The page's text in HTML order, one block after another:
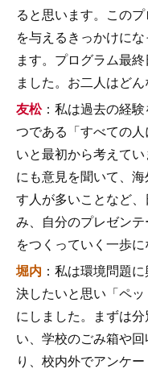
ると思います。この
を与えるきっかけに
ます。プログラム最
ました。お二人はど
友松：私は過去の経
つである「すべての
いと最初から考えて
にも意見を聞いて、
す人が多いことなど
み、自分のプレゼン
をつくっていく一歩
堀内 ：私は環境問題
決したいと思い「ペ
にしました。まずは
い、学校のごみ箱や
り、校内外でアンケ